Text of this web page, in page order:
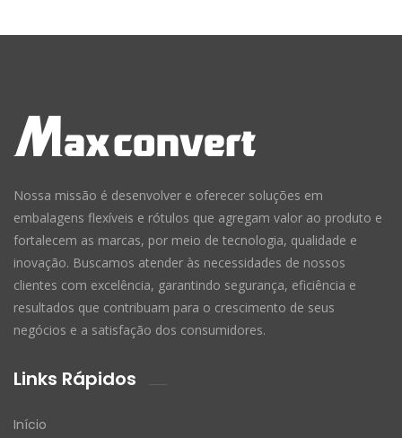
Nossa missão é desenvolver e oferecer soluções em
embalagens flexíveis e rótulos que agregam valor ao produto e
fortalecem as marcas, por meio de tecnologia, qualidade e
inovação. Buscamos atender às necessidades de nossos
clientes com excelência, garantindo segurança, eficiência e
resultados que contribuam para o crescimento de seus
negócios e a satisfação dos consumidores.
Links Rápidos
Início